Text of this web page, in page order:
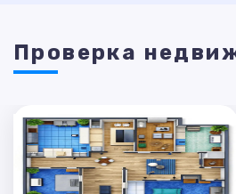
Проверка